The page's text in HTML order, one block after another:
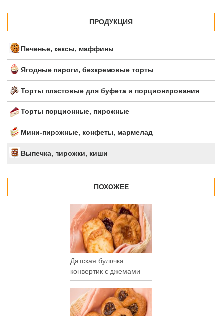
ПРОДУКЦИЯ
Печенье, кексы, маффины
Ягодные пироги, безкремовые торты
Торты пластовые для буфета и порционирования
Торты порционные, пирожные
Мини-пирожные, конфеты, мармелад
Выпечка, пирожки, киши
ПОХОЖЕЕ
Датская булочка
конвертик с джемами